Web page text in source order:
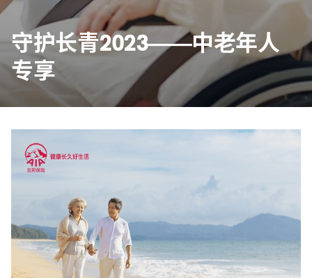
守护长青2023——中老年人
专享